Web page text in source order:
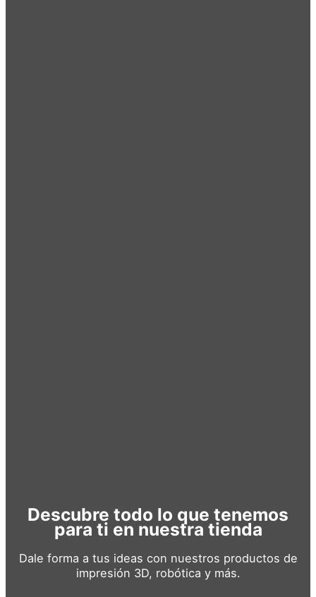
Descubre todo lo que tenemos
para ti en nuestra tienda
Dale forma a tus ideas con nuestros productos de
impresión 3D, robótica y más.